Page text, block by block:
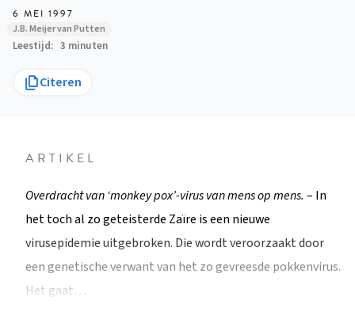
6 MEI 1997
J.B. Meijer van Putten
Leestijd 3 minuten
Citeren
ARTIKEL
Overdracht van ‘monkey pox’-virus van mens op mens. – In
het toch al zo geteisterde Zaïre is een nieuwe
virusepidemie uitgebroken. Die wordt veroorzaakt door
een genetische verwant van het zo gevreesde pokkenvirus.
Het gaat…